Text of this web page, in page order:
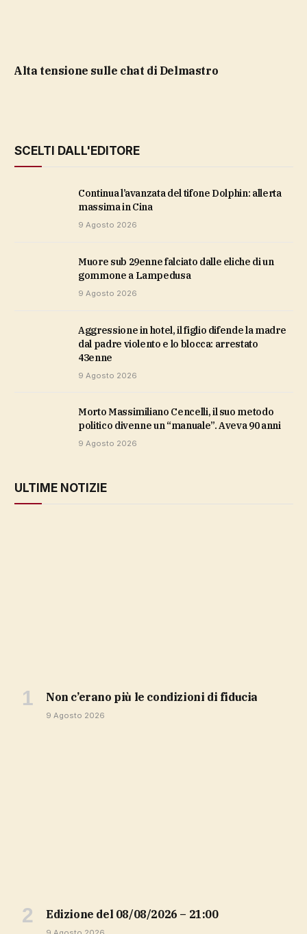
Alta tensione sulle chat di Delmastro
SCELTI DALL'EDITORE
Continua l’avanzata del tifone Dolphin: allerta
massima in Cina
9 Agosto 2026
Muore sub 29enne falciato dalle eliche di un
gommone a Lampedusa
9 Agosto 2026
Aggressione in hotel, il figlio difende la madre
dal padre violento e lo blocca: arrestato
43enne
9 Agosto 2026
Morto Massimiliano Cencelli, il suo metodo
politico divenne un “manuale”. Aveva 90 anni
9 Agosto 2026
ULTIME NOTIZIE
non c’erano più le condizioni di fiducia
9 Agosto 2026
Edizione del 08/08/2026 – 21:00